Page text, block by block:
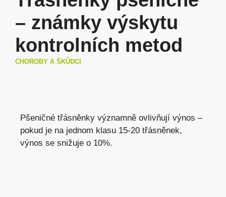
– známky výskytu
kontrolních metod
CHOROBY A ŠKŮDCI
Pšeničné třásněnky významně ovlivňují výnos –
pokud je na jednom klasu 15-20 třásněnek,
výnos se snižuje o 10%.